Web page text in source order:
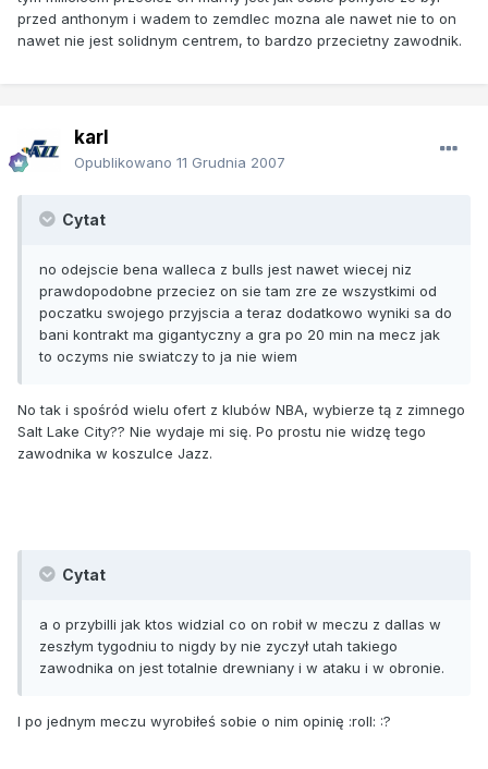
przed anthonym i wadem to zemdlec mozna ale nawet nie to on
nawet nie jest solidnym centrem, to bardzo przecietny zawodnik.
karl
Opublikowano 11 Grudnia 2007
Cytat
no odejscie bena walleca z bulls jest nawet wiecej niz
prawdopodobne przeciez on sie tam zre ze wszystkimi od
poczatku swojego przyjscia a teraz dodatkowo wyniki sa do
bani kontrakt ma gigantyczny a gra po 20 min na mecz jak
to oczyms nie swiatczy to ja nie wiem
No tak i spośród wielu ofert z klubów NBA, wybierze tą z zimnego
Salt Lake City?? Nie wydaje mi się. Po prostu nie widzę tego
zawodnika w koszulce Jazz.
Cytat
a o przybilli jak ktos widzial co on robił w meczu z dallas w
zeszłym tygodniu to nigdy by nie zyczył utah takiego
zawodnika on jest totalnie drewniany i w ataku i w obronie.
I po jednym meczu wyrobiłeś sobie o nim opinię :roll: :?